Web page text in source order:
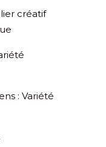
créatif
: Variété